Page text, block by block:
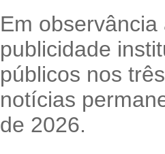
Em
publicidade
públicos nos
notícias
de 2026.